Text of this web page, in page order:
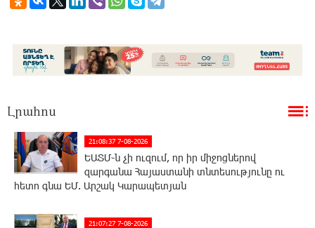
Լրահոս
21:08:37 7-08-2026
ԵԱՏՄ֊ն չի ուզում, որ իր միջոցներով
զարգանա Հայաստանի տնտեսությունը ու
հետո գնա ԵՄ. Արշակ Կարապետյան
21:07:27 7-08-2026